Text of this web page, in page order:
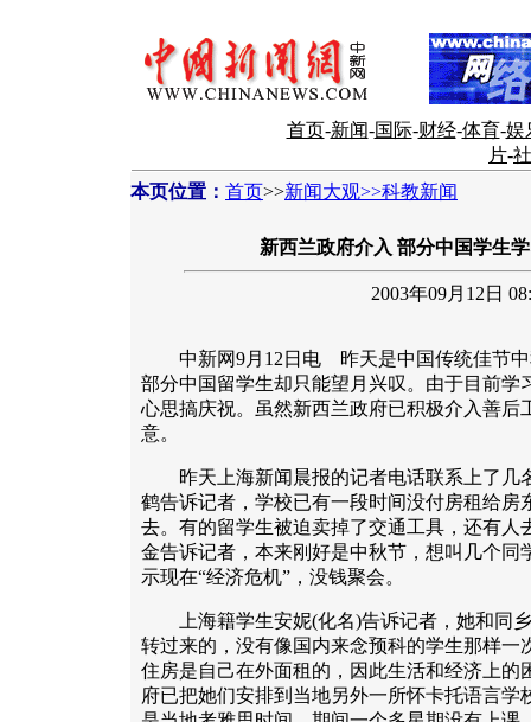
首页-新闻-国际-财经-体育-娱
片-
本页位置： 首页>>新闻大观>>科教新闻
新西兰政府介入 部分中国学生
2003年09月12日
中新网9月12日电 昨天是中国传统佳节中
部分中国留学生却只能望月兴叹。由于目前学
心思搞庆祝。虽然新西兰政府已积极介入善后
意。
昨天上海新闻晨报的记者电话联系上了几
鹤告诉记者，学校已有一段时间没付房租给房
去。有的留学生被迫卖掉了交通工具，还有人
金告诉记者，本来刚好是中秋节，想叫几个同
示现在“经济危机”，没钱聚会。
上海籍学生安妮(化名)告诉记者，她和同乡
转过来的，没有像国内来念预科的学生那样一
住房是自己在外面租的，因此生活和经济上的
府已把她们安排到当地另外一所怀卡托语言学